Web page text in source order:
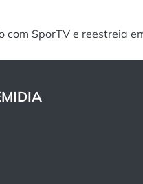
SporTV e reestreia